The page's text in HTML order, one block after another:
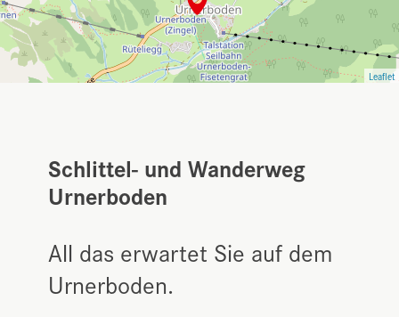
Leaflet
Schlittel- und Wanderweg
Urnerboden
All das erwartet Sie auf dem
Urnerboden.